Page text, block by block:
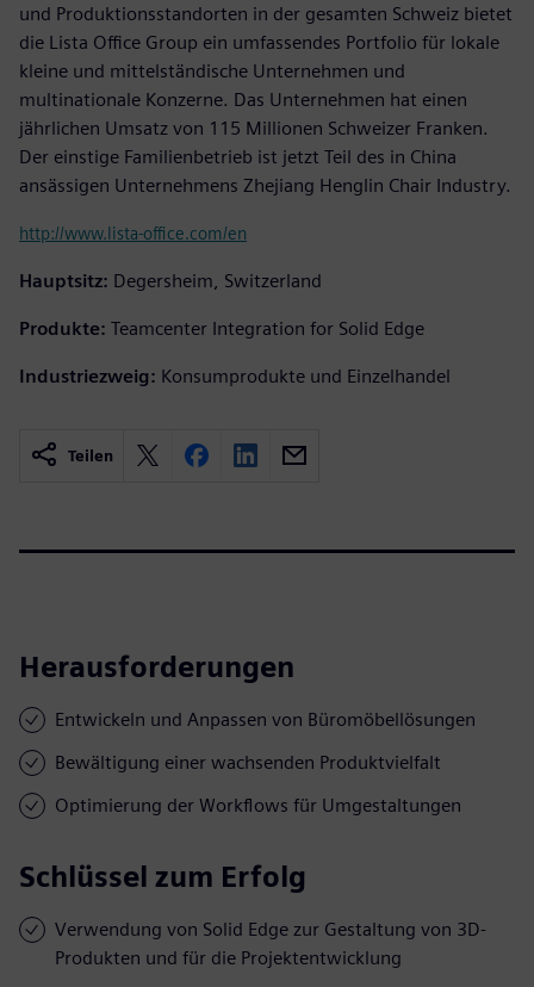
und Produktionsstandorten in der gesamten Schweiz bietet
die Lista Office Group ein umfassendes Portfolio für lokale
kleine und mittelständische Unternehmen und
multinationale Konzerne. Das Unternehmen hat einen
jährlichen Umsatz von 115 Millionen Schweizer Franken.
Der einstige Familienbetrieb ist jetzt Teil des in China
ansässigen Unternehmens Zhejiang Henglin Chair Industry.
http://www.lista-office.com/en
Hauptsitz: Degersheim, Switzerland
Produkte: Teamcenter Integration for Solid Edge
Industriezweig: Konsumprodukte und Einzelhandel
Teilen
Herausforderungen
Entwickeln und Anpassen von Büromöbellösungen
Bewältigung einer wachsenden Produktvielfalt
Optimierung der Workflows für Umgestaltungen
Schlüssel zum Erfolg
Verwendung von Solid Edge zur Gestaltung von 3D-
Produkten und für die Projektentwicklung